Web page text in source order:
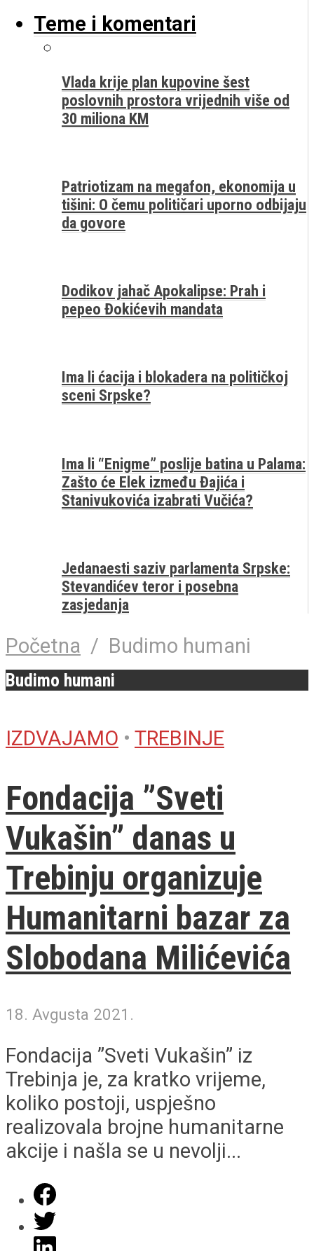
Teme i komentari
Vlada krije plan kupovine šest
poslovnih prostora vrijednih više od
30 miliona KM
Patriotizam na megafon, ekonomija u
tišini: O čemu političari uporno odbijaju
da govore
Dodikov jahač Apokalipse: Prah i
pepeo Đokićevih mandata
Ima li ćacija i blokadera na političkoj
sceni Srpske?
Ima li “Enigme” poslije batina u Palama:
Zašto će Elek između Đajića i
Stanivukovića izabrati Vučića?
Jedanaesti saziv parlamenta Srpske:
Stevandićev teror i posebna
zasjedanja
Početna / Budimo humani
Budimo humani
IZDVAJAMO • TREBINJE
Fondacija ”Sveti
Vukašin” danas u
Trebinju organizuje
Humanitarni bazar za
Slobodana Milićevića
18. Avgusta 2021.
Fondacija ”Sveti Vukašin” iz
Trebinja je, za kratko vrijeme,
koliko postoji, uspješno
realizovala brojne humanitarne
akcije i našla se u nevolji...